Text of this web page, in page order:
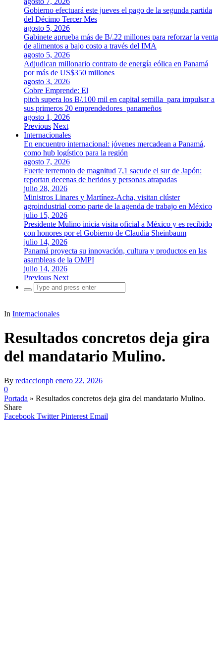
Gobierno efectuará este jueves el pago de la segunda partida
del Décimo Tercer Mes
agosto 5, 2026
Gabinete aprueba más de B/.22 millones para reforzar la venta
de alimentos a bajo costo a través del IMA
agosto 5, 2026
Adjudican millonario contrato de energía eólica en Panamá
por más de US$350 millones
agosto 3, 2026
Cobre Emprende: El
pitch supera los B/.100 mil en capital semilla para impulsar a
sus primeros 20 emprendedores panameños
agosto 1, 2026
Previous Next
Internacionales
En encuentro internacional: jóvenes mercadean a Panamá,
como hub logístico para la región
agosto 7, 2026
Fuerte terremoto de magnitud 7,1 sacude el sur de Japón:
reportan decenas de heridos y personas atrapadas
julio 28, 2026
Ministros Linares y Martínez-Acha, visitan clúster
agroindustrial como parte de la agenda de trabajo en México
julio 15, 2026
Presidente Mulino inicia visita oficial a México y es recibido
con honores por el Gobierno de Claudia Sheinbaum
julio 14, 2026
Panamá proyecta su innovación, cultura y productos en las
asambleas de la OMPI
julio 14, 2026
Previous Next
Search
for:
In Internacionales
Resultados concretos deja gira
del mandatario Mulino.
By redaccionph enero 22, 2026
0
Portada » Resultados concretos deja gira del mandatario Mulino.
Share
Facebook Twitter Pinterest Email